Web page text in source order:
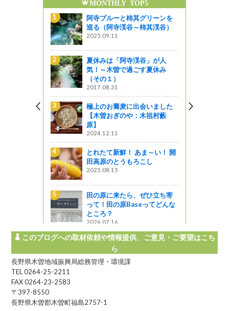
阿寺ブルーと柿其グリーンを
巡る（阿寺渓谷～柿其渓谷）
夏休みは「阿寺渓谷」が人
気！～木曽で過ごす夏休み
極上のお蕎麦に出会いました
【木曽おぎのや：木祖村藪
とれたて新鮮！ あま～い！ 開
田高原のとうもろこし
田の原に来たら、ぜひ立ち寄
って！田の原Baseってどんな
8/8(土)8/9(日)開催！
州上田七夕まつり
線路は続くよどこま
特急あずさに乗ってみ
阿寺ブルーと柿其グリ
巡る（阿寺渓谷～柿其
是より木曽路
のロケーション撮影が
上田市大手〖HOTELLI
O〗で素敵なランチを
た
このブログへの取材依頼や情報提供、ご意見・ご要望はこち
ら
長野県木曽地域振興局総務管理・環境課
TEL 0264-25-2211
FAX 0264-23-2583
〒397-8550
長野県木曽郡木曽町福島2757-1